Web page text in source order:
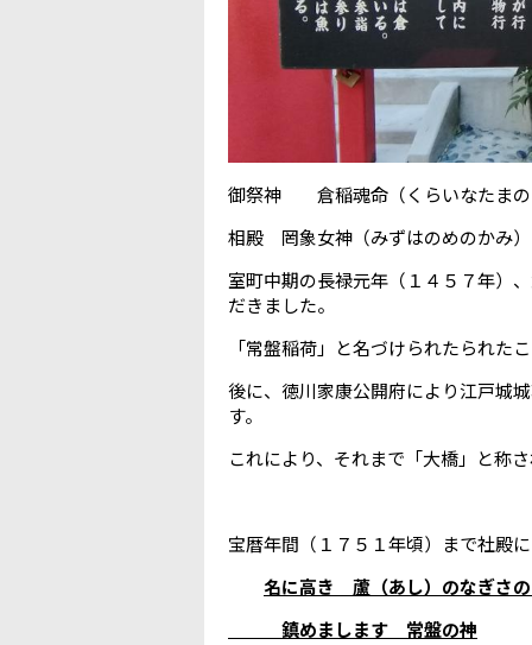
御祭神 倉稲魂命（くらいなたまの
相殿 罔象女神（みずはのめのかみ）
室町中期の長禄元年（１４５７年）
だきました。
「常盤稲荷」と名づけられたられた
後に、徳川家康公開府により江戸城
す。
これにより、それまで「大橋」と称
宝暦年間（１７５１年頃）まで社殿
名に高き 蘆（あし）のなぎさ
鎮めまします 常盤の神